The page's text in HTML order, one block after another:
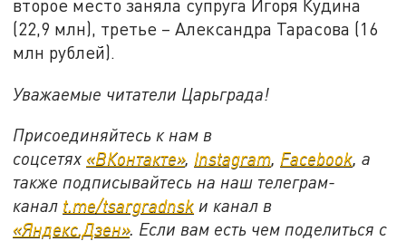
второе место заняла супруга Игоря Кудина
(22,9 млн), третье – Александра Тарасова (16
млн рублей).
Уважаемые читатели Царьграда!
Присоединяйтесь к нам в
соцсетях «ВКонтакте», Instagram, Facebook, а
также подписывайтесь на наш телеграм-
канал t.me/tsargradnsk и канал в
«Яндекс.Дзен». Если вам есть чем поделиться с